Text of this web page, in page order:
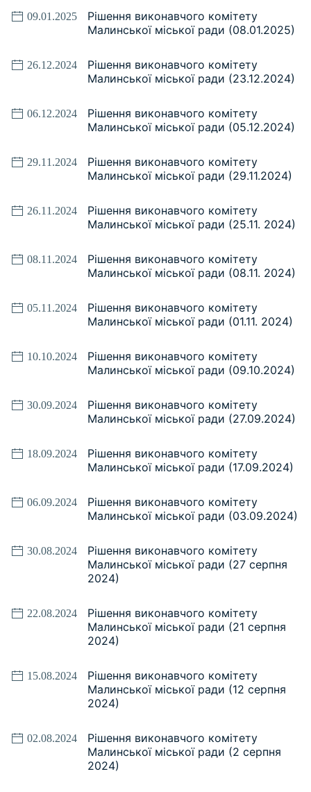
09.01.2025
Рішення виконавчого комітету
Малинської міської ради (08.01.2025)
26.12.2024
Рішення виконавчого комітету
Малинської міської ради (23.12.2024)
06.12.2024
Рішення виконавчого комітету
Малинської міської ради (05.12.2024)
29.11.2024
Рішення виконавчого комітету
Малинської міської ради (29.11.2024)
26.11.2024
Рішення виконавчого комітету
Малинської міської ради (25.11. 2024)
08.11.2024
Рішення виконавчого комітету
Малинської міської ради (08.11. 2024)
05.11.2024
Рішення виконавчого комітету
Малинської міської ради (01.11. 2024)
10.10.2024
Рішення виконавчого комітету
Малинської міської ради (09.10.2024)
30.09.2024
Рішення виконавчого комітету
Малинської міської ради (27.09.2024)
18.09.2024
Рішення виконавчого комітету
Малинської міської ради (17.09.2024)
06.09.2024
Рішення виконавчого комітету
Малинської міської ради (03.09.2024)
30.08.2024
Рішення виконавчого комітету
Малинської міської ради (27 серпня
2024)
22.08.2024
Рішення виконавчого комітету
Малинської міської ради (21 серпня
2024)
15.08.2024
Рішення виконавчого комітету
Малинської міської ради (12 серпня
2024)
02.08.2024
Рішення виконавчого комітету
Малинської міської ради (2 серпня
2024)